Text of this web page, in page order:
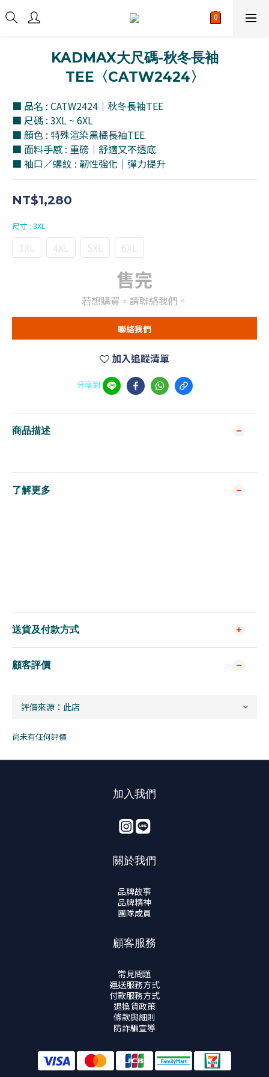
KADMAX大尺碼-秋冬長袖
TEE〈CATW2424〉
■ 品名 : CATW2424｜秋冬長袖TEE
■ 尺碼 : 3XL ~ 6XL
■ 顏色 : 特殊渲染黑橘長袖TEE
■ 面料手感 : 重磅｜舒適又不透底
■ 袖口／螺紋 : 韌性強化｜彈力提升
NT$1,280
尺寸 : 3XL
3XL 4XL 5XL 6XL
售完
若想購買，請聯絡我們。
聯絡我們
加入追蹤清單
分享到
商品描述
了解更多
送貨及付款方式
顧客評價
尚未有任何評價
加入我們
關於我們
品牌故事
品牌精神
團隊成員
顧客服務
常見問題
運送服務方式
付款服務方式
退換貨政策
條款與細則
防詐騙宣導